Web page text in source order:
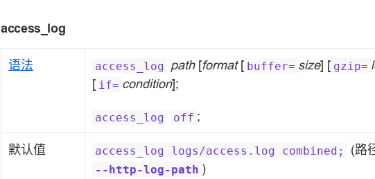
access_log
语法 access_log path[format[ buffer= size] [ gzip=
[ if= condition];
access_log off ;
默认值 access_log logs/access.log combined; (路
--http-log-path )